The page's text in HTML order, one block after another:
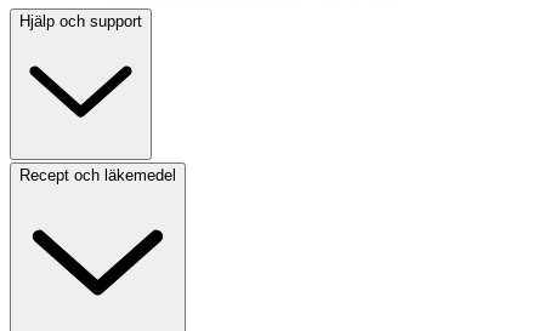
Hjälp och support
Recept och läkemedel